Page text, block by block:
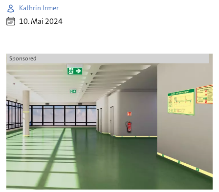
Kathrin Irmer
10. Mai 2024
Sponsored